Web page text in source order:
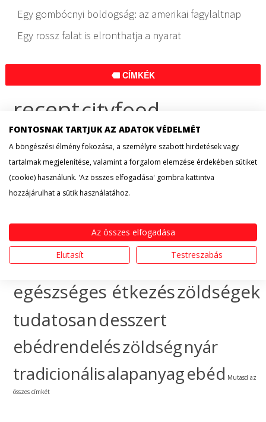
Egy gombócnyi boldogság: az amerikai fagylaltnap
Egy rossz falat is elronthatja a nyarat
CÍMKÉK
receptcityfood
érdekességhogyan
készítsemegészséges
táplálkozássütemény
gyümölcsünnepebéd
házhozszállításhogyan
egészséges étkezészöldségek
tudatosandesszert
ebédrendelészöldségnyár
tradicionálisalapanyagebéd Mutasd az
összes címkét
FONTOSNAK TARTJUK AZ ADATOK VÉDELMÉT
A böngészési élmény fokozása, a személyre szabott hirdetések vagy
tartalmak megjelenítése, valamint a forgalom elemzése érdekében sütiket
(cookie) használunk. 'Az összes elfogadása' gombra kattintva
hozzájárulhat a sütik használatához.
Az összes elfogadása
Elutasít
Testreszabás